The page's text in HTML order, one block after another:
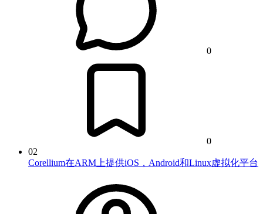
0
0
02
Corellium在ARM上提供iOS，Android和Linux虚拟化平台